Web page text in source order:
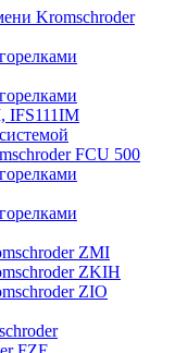
Kromschroder
IFS111IM
FCU 500
ZМI
ZKIH
ZIO